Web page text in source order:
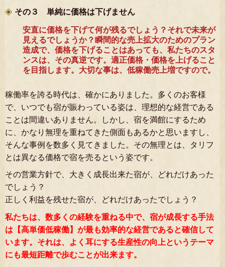
その３ 単純に価格は下げません
安直に価格を下げて何が残るでしょう？それで未来が
見えるでしょうか？瞬間的な売上拡大のためのプラン
造成で、価格を下げることはあっても、私たちのスタ
ンスは、その真逆です。適正価格・価格を上げること
を目指します。大切な事は、低稼働売上増ですので。
稼働率を誇る時代は、確かにありました。多くのお客様
で、いつでも宿が賑わっている姿は、理想的な経営である
ことは間違いありません。しかし、宿を満館にするため
に、かなり無理を重ねてきた側面もあるかと思いますし、
そんな事例を数多く見てきました。その無理とは、タリフ
とは異なる価格で宿を売るという姿です。
その営業方針で、大きく成長出来た宿が、どれだけあった
でしょう？
正しく利益を残せた宿が、どれだけあったでしょう？
私たちは、数多くの経験を重ねる中で、宿が成長する手法
は【高単価低稼働】が最も効率的な経営であると確信して
います。それは、よく耳にする生産性の向上というテーマ
にも最短距離で歩むことが出来ます。